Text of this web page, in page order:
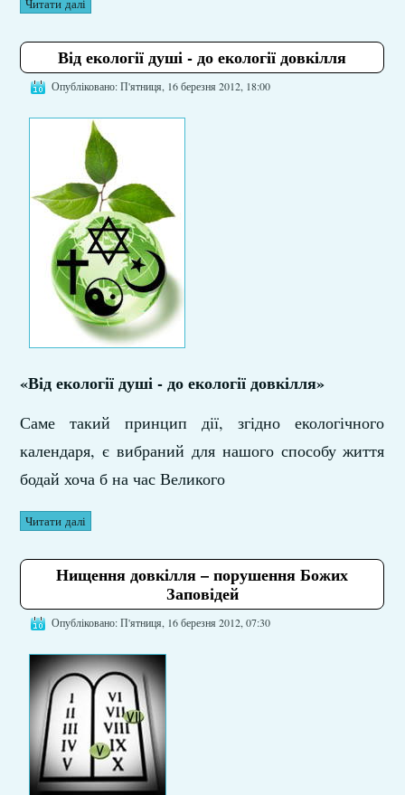
Читати далі
Від екології душі - до екології довкілля
Опубліковано: П'ятниця, 16 березня 2012, 18:00
«Від екології душі - до екології довкілля»
Саме такий принцип дії, згідно екологічного
календаря, є вибраний для нашого способу життя
бодай хоча б на час Великого
Читати далі
Нищення довкілля – порушення Божих
Заповідей
Опубліковано: П'ятниця, 16 березня 2012, 07:30